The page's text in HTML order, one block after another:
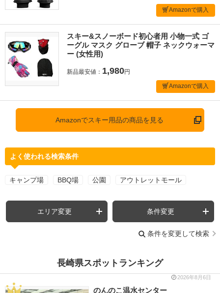
Amazonで購入
スキー&スノーボード初心者用 小物一式 ゴ
ーグル マスク グローブ 帽子 ネックウォーマ
ー (女性用)
新品最安値： 1,980円
Amazonで購入
Amazonでスキー用品の商品を見る
よく使われる検索条件
キャンプ場 BBQ場 公園 アウトレットモール
エリア変更 条件変更
条件を変更して検索
長崎県スポットランキング
2026年8月6日
のんのこ温水センター